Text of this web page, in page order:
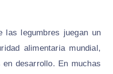
las legumbres juegan un
alimentaria mundial,
desarrollo. En muchas